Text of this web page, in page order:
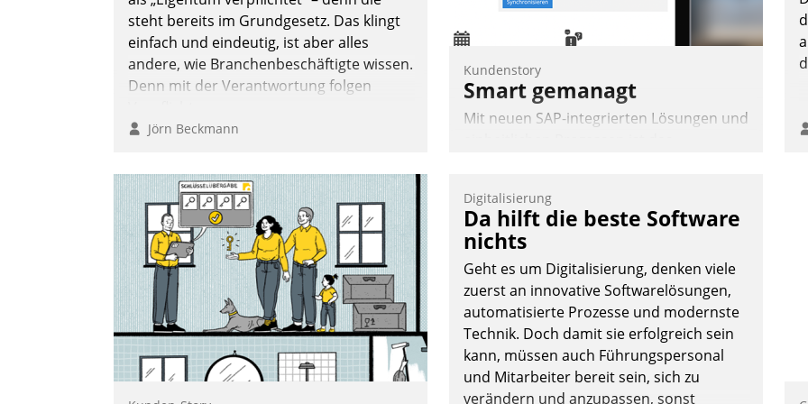
steht bereits im Grundgesetz. Das klingt
einfach und eindeutig, ist aber alles
andere, wie Branchenbeschäftigte wissen.
Denn mit der Verantwortung folgen
Jörn Beckmann
Kundenstory
Smart gemanagt
Mit neuen SAP-integrierten Lösungen und
Kapitalanlage für künftige Aufgaben und
Herausforderungen gerüstet.
Nadja Hußmann
Digitalisierung
Da hilft die beste Software
nichts
Geht es um Digitalisierung, denken viele
zuerst an innovative Softwarelösungen,
automatisierte Prozesse und modernste
Technik. Doch damit sie erfolgreich sein
kann, müssen auch Führungspersonal
und Mitarbeiter bereit sein, sich zu
verändern und anzupassen, sonst